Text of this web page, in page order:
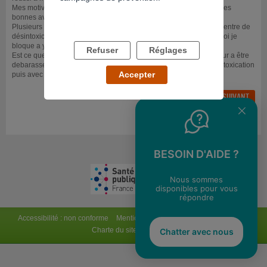
Mes motivations a laisser tout sa derrière moi sont claires et sont les
bonnes avec certitudes .
Plusieurs membres de ma famille ont essayaient des séjours en centre de
désintoxication sans jamais en sortir stable et guérie voilà pourquoi je
bloque a y faire un séjour a mon tour .
Est ce que certains d'entre vous ont réussient après 17 ans d'erreur a être
debarasser du poison qu'es la cocaïne après une séjour de désintoxication
puis avec un suivi psychologique en suite ?
FIL SUIVANT
RÉPONDRE AU FIL
Accessibilité : non conforme Mentions légales
Conditions générales
Charte du site
Flux RSS
Refuser Réglages
Accepter
BESOIN D'AIDE ?
Nous sommes
disponibles pour vous
répondre
Chatter avec nous